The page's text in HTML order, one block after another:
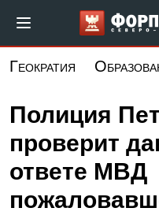
основному
Геократия
Полиция
проверит
ответе МВД